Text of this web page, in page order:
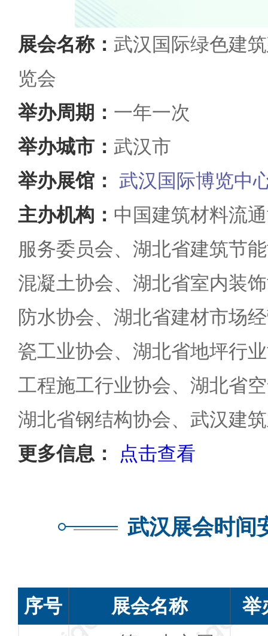
展会名称： 武汉国际绿色建
览会
举办周期： 一年一次
举办城市： 武汉市
举办展馆：
武汉国际博览中
主办机构： 中国建筑材料流
服务委员会、湖北省建筑节
混凝土协会、湖北省室内装
防水协会、湖北省建材市场
瓷工业协会、湖北省地坪行
工程施工行业协会、湖北省
湖北省钢结构协会、武汉建
更多信息：
点击查看
武汉展会时间
序号 展会名称
举